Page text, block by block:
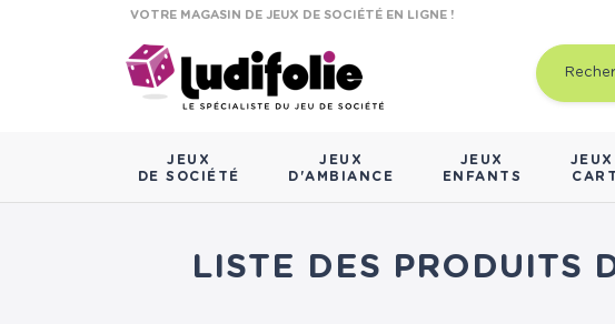
VOTRE MAGASIN DE JEUX DE SOCIÉTÉ EN LIGNE !
JEUX
DE SOCIÉTÉ
JEUX
D'AMBIANCE
JEUX
ENFANTS
LISTE DES PRODUITS